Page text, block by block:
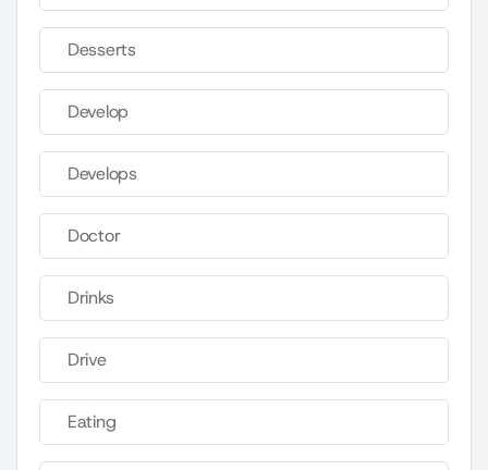
Desserts
Develop
Develops
Doctor
Drinks
Drive
Eating